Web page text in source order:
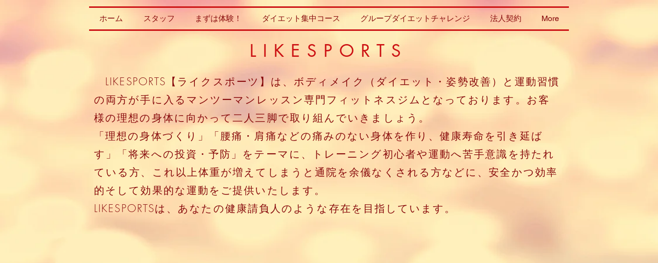
ホーム スタッフ まずは体験！ ダイエット集中コース グループダイエットチャレンジ 法人契約 More
LIKESPORTS
​ LIKESPORTS【ライクスポーツ】は、ボディメイク（ダイエット・姿勢改善）と運動習慣
の両方が手に入るマンツーマンレッスン専門フィットネスジムとなっております。お客
様の理想の身体に向かって二人三脚で取り組んでいきましょう。
「理想の身体づくり」「腰痛・肩痛などの痛みのない身体を作り、健康寿命を引き延ば
す」「将来への投資・予防」をテーマに、トレーニング初心者や運動へ苦手意識を持たれ
ている方、これ以上体重が増えてしまうと通院を余儀なくされる方などに、安全かつ効率
的そして効果的な運動をご提供いたします。
​LIKESPORTSは、あなたの健康請負人のような存在を目指しています。